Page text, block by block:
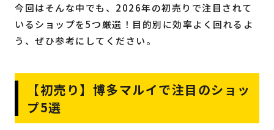
今回はそんな中でも、2026年の初売りで注目されて
いるショップを5つ厳選！目的別に効率よく回れるよ
う、ぜひ参考にしてください。
【初売り】博多マルイで注目のショッ
プ5選